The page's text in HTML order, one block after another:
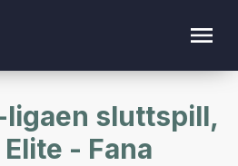
ligaen sluttspill,
- Fana